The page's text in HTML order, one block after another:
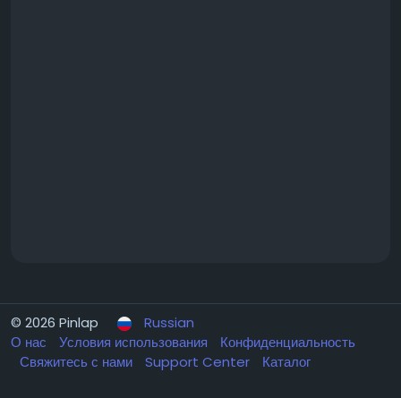
© 2026 Pinlap
Russian
О нас
Условия использования
Конфиденциальность
Свяжитесь с нами
Support Center Каталог